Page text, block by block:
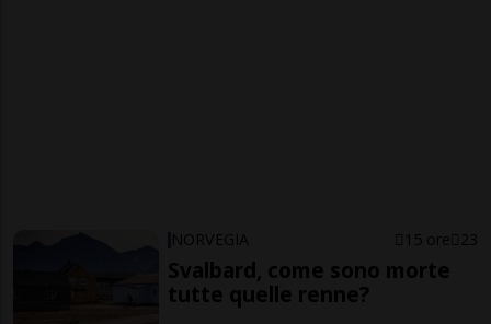
NORVEGIA 15 ore 23
Svalbard, come sono morte
tutte quelle renne?